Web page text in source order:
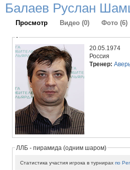
Балаев Руслан
Просмотр Видео (0) Фото (6)
-
20.05.1974
Россия
Тренер:
ЛЛБ - пирамида (одним шаром)
Статистика участия игрока в турнирахпо